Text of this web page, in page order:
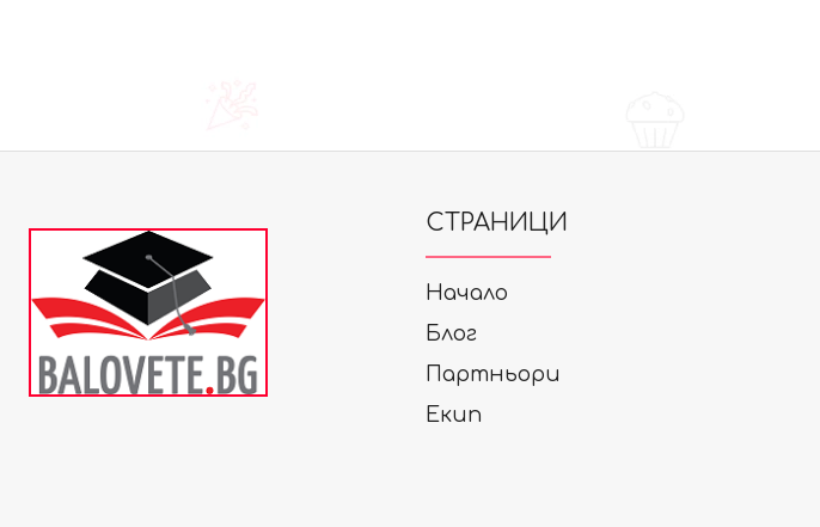
СТРАНИЦИ
Начало
Блог
Партньори
Екип